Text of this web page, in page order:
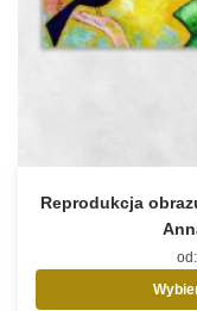
Reprodukcja
od: